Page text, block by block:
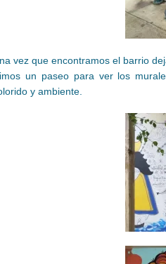
vez que encontramos el barrio
un paseo para ver los
y ambiente.